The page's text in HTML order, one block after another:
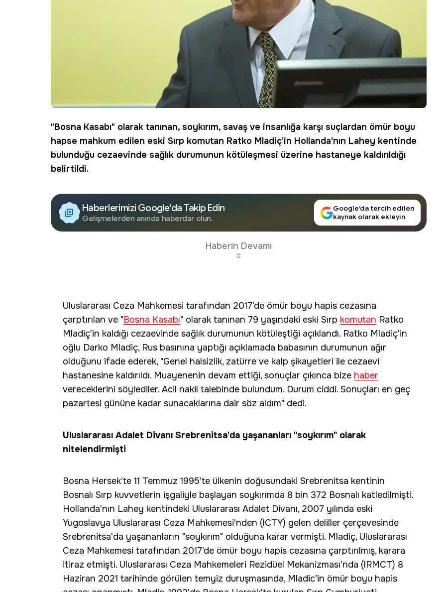
"Bosna Kasabı" olarak tanınan, soykırım, savaş ve insanlığa karşı suçlardan ömür boyu
hapse mahkum edilen eski Sırp komutan Ratko Mladiç'in Hollanda'nın Lahey kentinde
bulunduğu cezaevinde sağlık durumunun kötüleşmesi üzerine hastaneye kaldırıldığı
belirtildi.
Haberlerimizi Google'da Takip Edin
Gelişmelerden anında haberdar olun.
Google’da tercih edilen
kaynak olarak ekleyin
Haberin Devamı
Uluslararası Ceza Mahkemesi tarafından 2017’de ömür boyu hapis cezasına
çarptırılan ve "Bosna Kasabı" olarak tanınan 79 yaşındaki eski Sırp komutan Ratko
Mladiç'in kaldığı cezaevinde sağlık durumunun kötüleştiği açıklandı. Ratko Mladiç'in
oğlu Darko Mladiç, Rus basınına yaptığı açıklamada babasının durumunun ağır
olduğunu ifade ederek, "Genel halsizlik, zatürre ve kalp şikayetleri ile cezaevi
hastanesine kaldırıldı. Muayenenin devam ettiği, sonuçlar çıkınca bize haber
vereceklerini söylediler. Acil nakil talebinde bulundum. Durum ciddi. Sonuçları en geç
pazartesi gününe kadar sunacaklarına dair söz aldım" dedi.
Uluslararası Adalet Divanı Srebrenitsa'da yaşananları "soykırım" olarak
nitelendirmişti
Bosna Hersek’te 11 Temmuz 1995’te ülkenin doğusundaki Srebrenitsa kentinin
Bosnalı Sırp kuvvetlerin işgaliyle başlayan soykırımda 8 bin 372 Bosnalı katledilmişti.
Hollanda'nın Lahey kentindeki Uluslararası Adalet Divanı, 2007 yılında eski
Yugoslavya Uluslararası Ceza Mahkemesi'nden (ICTY) gelen deliller çerçevesinde
Srebrenitsa'da yaşananların "soykırım" olduğuna karar vermişti. Mladiç, Uluslararası
Ceza Mahkemesi tarafından 2017’de ömür boyu hapis cezasına çarptırılmış, karara
itiraz etmişti. Uluslararası Ceza Mahkemeleri Rezidüel Mekanizması’nda (IRMCT) 8
Haziran 2021 tarihinde görülen temyiz duruşmasında, Mladic’in ömür boyu hapis